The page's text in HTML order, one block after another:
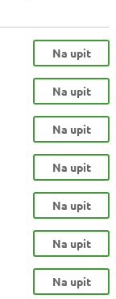
Na upit
Na upit
Na upit
Na upit
Na upit
Na upit
Na upit